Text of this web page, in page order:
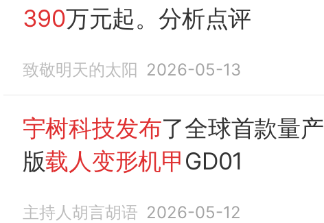
390万元起。分析点评
致敬明天的太阳 2026-05-13
宇树科技发布了全球首款量产
版载人变形机甲GD01
主持人胡言胡语 2026-05-12